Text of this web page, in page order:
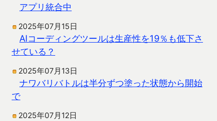
アプリ統合中
2025年07月15日
AIコーディングツールは生産性を19％も低下さ
せている？
2025年07月13日
ナワバリバトルは半分ずつ塗った状態から開始
で
2025年07月12日